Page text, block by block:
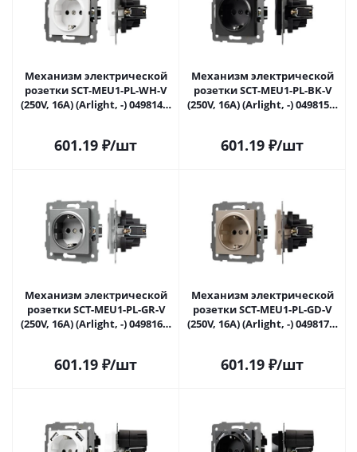
Механизм электрической
розетки SCT-MEU1-PL-WH-V
(250V, 16A) (Arlight, -) 049814 в
601.19 ₽/шт
Механизм электрической
розетки SCT-MEU1-PL-BK-V
(250V, 16A) (Arlight, -) 049815 в
601.19 ₽/шт
Механизм электрической
розетки SCT-MEU1-PL-GR-V
(250V, 16A) (Arlight, -) 049816 в
601.19 ₽/шт
Механизм электрической
розетки SCT-MEU1-PL-GD-V
(250V, 16A) (Arlight, -) 049817 в
601.19 ₽/шт